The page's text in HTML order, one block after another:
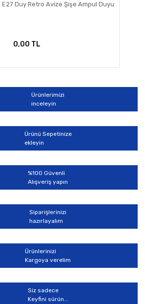
Duy Retro Avize Şişe Ampul Duyu
0,00 TL
Ürünlerimizi
inceleyin
Ürünü Sepetinize
ekleyin
%100 Güvenli
Alışveriş yapın
Siparişlerinizi
hazırlayalım
Ürünlerinizi
Kargoya verelim
Siz sadece
Keyfini sürün...